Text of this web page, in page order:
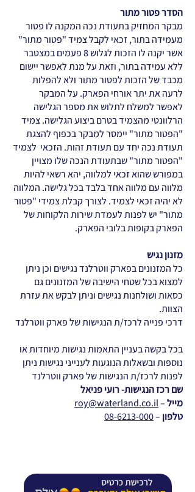
הסדר פטור מתור
מבקר המחזיק בתעודת נכה המקנה לו פטור
מעמידה בתור, זכאי לקבל צמיד "פטור מתור"
אשר יקנה לו הזכות לגלוש 8 פעמים במצטבר
ללא עמידה בתור, וזאת על מנת לאפשר יישום
מכבד של הזכות לפטור מתור ולא להפלות
לרעה את יתר אורחי הפארק. על המבקר
לאפשר למשלח לתלוש את מספר הגלישה
הרלוונטי מהצמיד בטרם ביצוע הגלישה. צמיד
"הפטור מתור" יימסר למבקר בכפוף להצגת
תעודת נכה יחד עם תעודת זהות. הזכאי לצמיד
"הפטור מתור" שבתעודת הנכה שלו מצויין
במפורש שהוא זכאי למלווה, יהא רשאי להיות
מלווה עם מלווה אחד בלבד בכל גלישה. המלווה
לא יהיה זכאי לצמיד. לצורך קבלת צמידי "פטור
מתור" יש לפנות לעמדת שירות הלקוחות של
הפארק בקופות בלובי הפארק.
מזנון נגיש
כל המזנונים בפארק ווטרלנד נגישים וכן ניתן
למצוא בכל שטחי הישיבה של המזנונים גם
כסאות ושולחנות נגישים וניתן לבקש את עזרת
הצוות.
דרכי פנייה לרכז/ת הנגישות של פארק ווטרלנד
בכל בקשה בעניין התאמות נגישות מיוחדות או
נוספות ובשאלות הנוגעות לענייני נגישות ניתן
לפנות לרכז/ת הנגישות של פארק ווטרלנד
שם רכז הנגישות- רועי פניאל
מייל–
roy@waterland.co.il
טלפון –
08-6213-000